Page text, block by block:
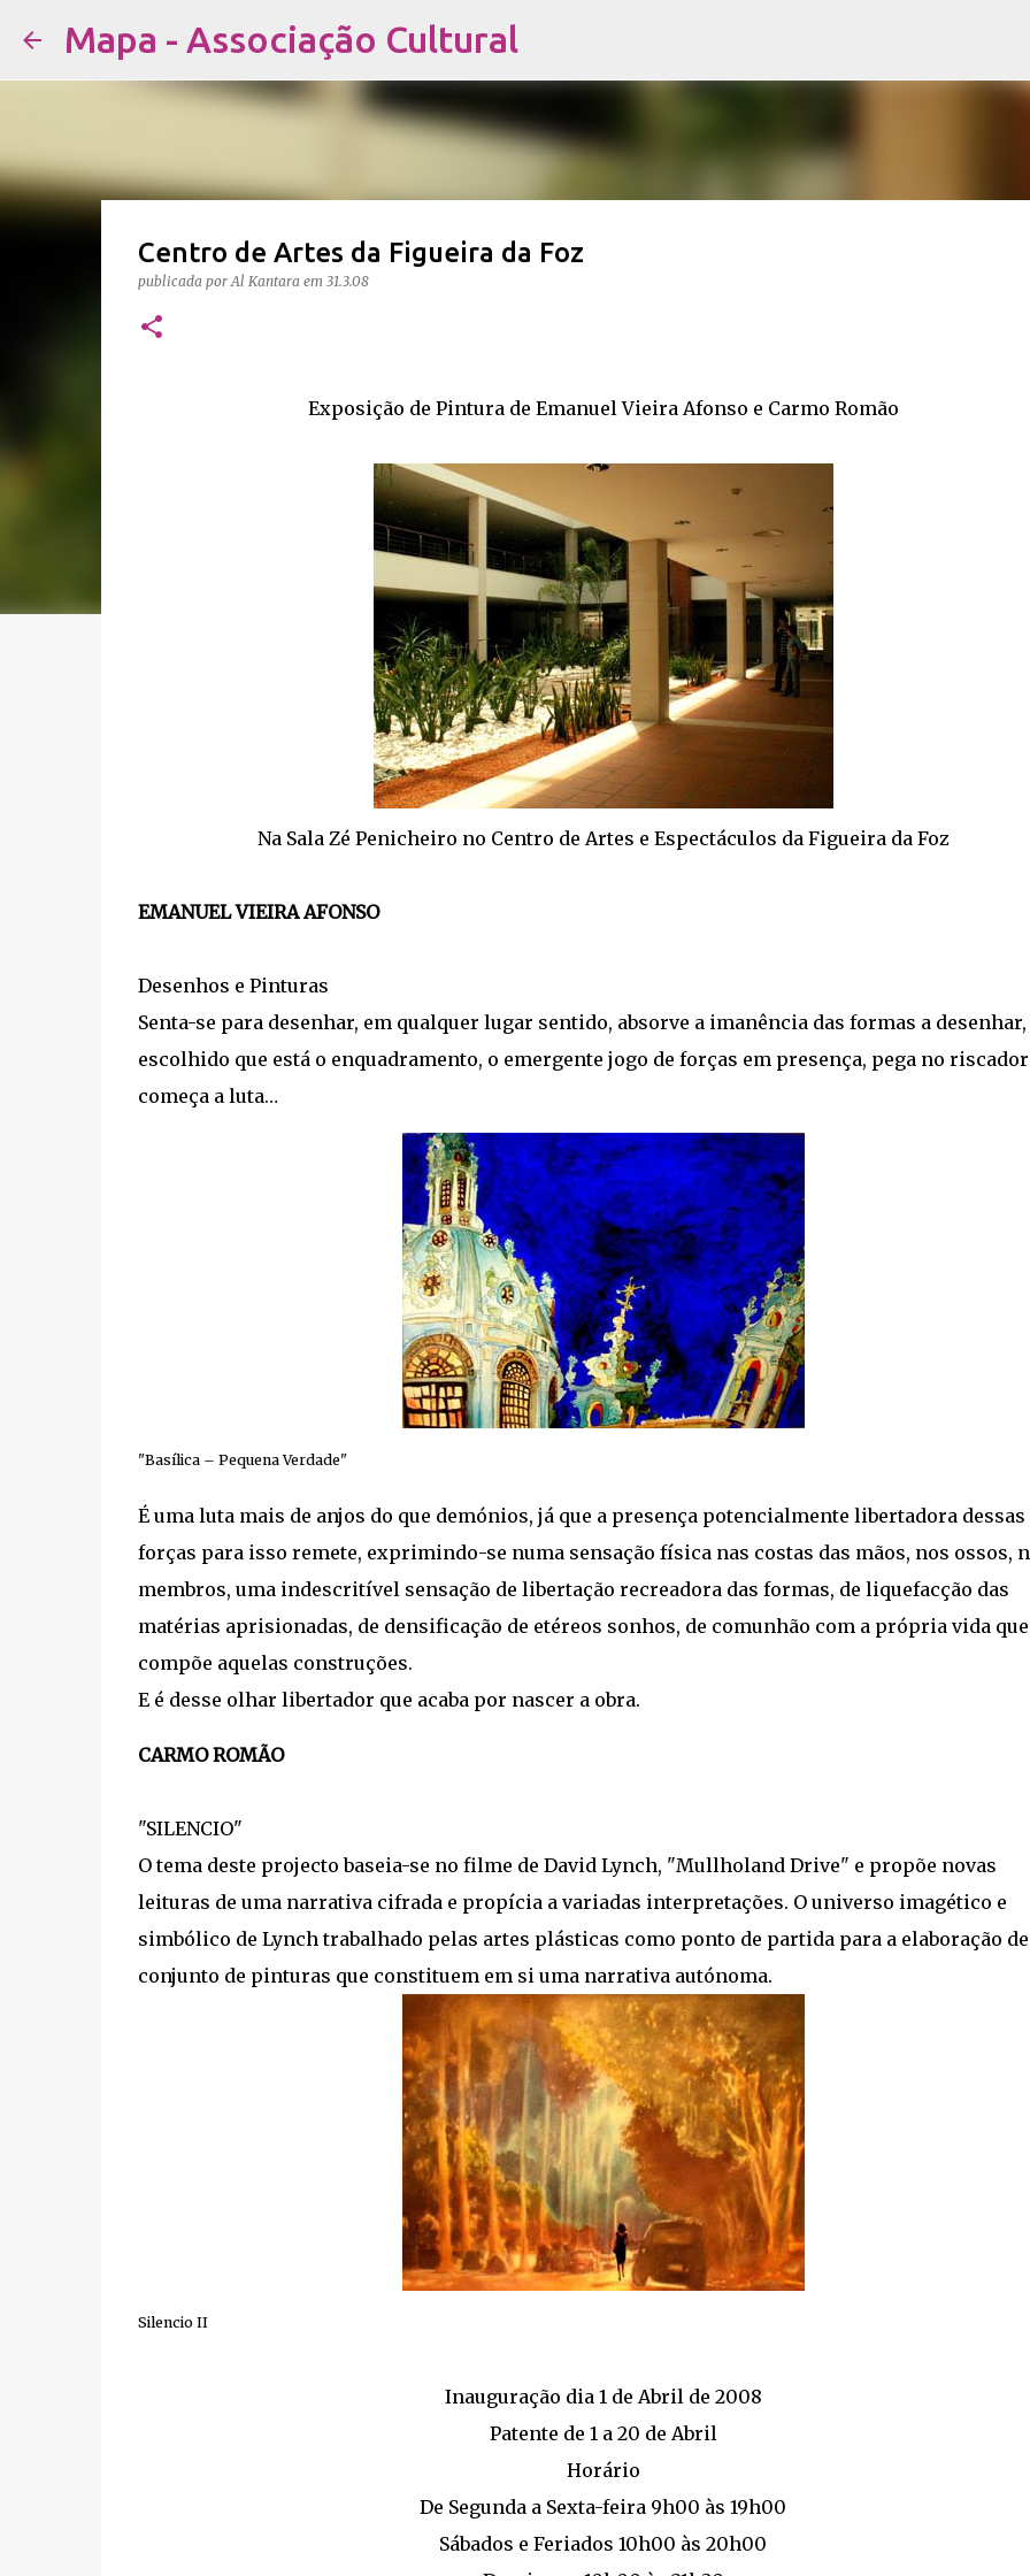
Mapa - Associação Cultural
Centro de Artes da Figueira da Foz
publicada porAl Kantara em 31.3.08
Exposição de Pintura de Emanuel Vieira Afonso e Carmo Romão
Na Sala Zé Penicheiro no Centro de Artes e Espectáculos da Figueira da Foz
EMANUEL VIEIRA AFONSO
Desenhos e Pinturas
Senta-se para desenhar, em qualquer lugar sentido, absorve a imanência das formas a desenhar,
escolhido que está o enquadramento, o emergente jogo de forças em presença, pega no
começa a luta…
"Basílica – Pequena Verdade"
É uma luta mais de anjos do que demónios, já que a presença potencialmente libertadora dessas
forças para isso remete, exprimindo-se numa sensação física nas costas das mãos, nos ossos,
membros, uma indescritível sensação de libertação recreadora das formas, de liquefacção das
matérias aprisionadas, de densificação de etéreos sonhos, de comunhão com a própria vida que
compõe aquelas construções.
E é desse olhar libertador que acaba por nascer a obra.
CARMO ROMÃO
"SILENCIO"
O tema deste projecto baseia-se no filme de David Lynch, "Mullholand Drive" e propõe novas
leituras de uma narrativa cifrada e propícia a variadas interpretações. O universo imagético e
simbólico de Lynch trabalhado pelas artes plásticas como ponto de partida para a elaboração
conjunto de pinturas que constituem em si uma narrativa autónoma.
Silencio II
Inauguração dia 1 de Abril de 2008
Patente de 1 a 20 de Abril
Horário
De Segunda a Sexta-feira 9h00 às 19h00
Sábados e Feriados 10h00 às 20h00